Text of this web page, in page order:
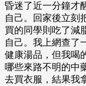
昏迷了近一分鐘才
自己。回家後立刻
買的同學則吃了減
自己。我上網查了
健康湯品，但我喝
哪些來路不明的中
去買衣服，結果我